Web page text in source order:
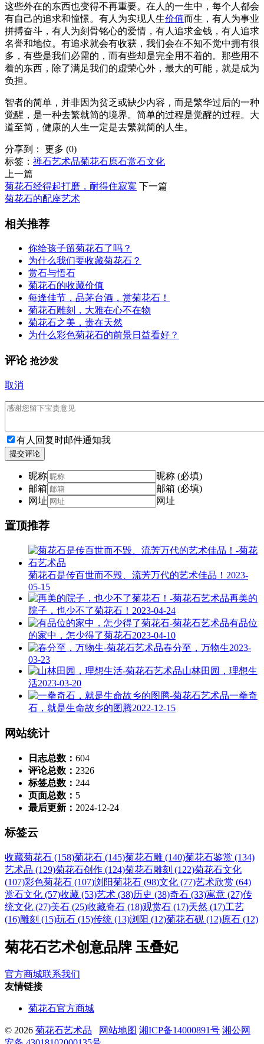
这些外在的东西也变得不再重要。在人的一生中，每个人都会
有自己的追求和憧憬。有人为实现人生价值而生，有人为事业
拼搏奋斗，有人为刻骨铭心的爱情，有人追求金钱，有人追求
名誉和地位。有追求就会有收获，我们会在不知不觉中拥有很
多，有些是我们必需的，而有些却是完全用不着的。那些用不
着的东西，除了满足我们的虚荣心外，最大的可能，就是成为
负担。
智者的简单，并非因为贫乏或缺少内容，而是繁华过后的一种
觉醒，是一种去繁就简的境界。简单的过程是觉醒的过程。大
道至简，健康的人生一定是去繁就简的人生。
分享到： 更多 (0)
标签： 禅石艺术品菊花石原石赏石文化
上一篇
菊花石经得起打磨，耐得住寂寞 下一篇
菊花石的配座艺术
相关推荐
你给孩子留菊花石了吗？
为什么我们要收藏菊花石？
赏石与悟石
菊花石的收藏价值
每逢佳节，品茅台酒，赏菊花石！
菊花石雕刻，大雅在心不在物
菊花石之美，贵在天然
为什么彩色菊花石的前景日益看好？
评论 抢沙发
取消
有人回复时邮件通知我
提交评论
昵称
昵称 (必填)
邮箱
邮箱 (必填)
网址
网址
置顶推荐
菊花石是传百世而不毁、流芳万代的艺术佳品！ 2023-
05-15
再美的
院子，也少不了菊花石！ 2023-04-24
有品位
的家中，怎少得了菊花石2023-04-10
春分至，万物生2023-
03-23
山林田园，理想生
活2023-03-20
一拳奇
石，就是生命故乡的图腾2022-12-15
网站统计
日志总数： 604
评论总数： 2326
标签总数： 244
页面总数： 5
最后更新： 2024-12-24
标签云
收藏菊花石 (158)菊花石 (145)菊花石雕 (140)菊花石鉴赏 (134)
艺术品 (129)菊花石创作 (124)菊花石雕刻 (122)菊花石文化
(107)彩色菊花石 (107)浏阳菊花石 (98)文化 (77)艺术欣赏 (64)
赏石文化 (57)收藏 (53)艺术 (38)历史 (38)奇石 (33)寓意 (27)传
统文化 (27)美石 (25)收藏奇石 (18)观赏石 (17)天然 (17)工艺
(16)雕刻 (15)玩石 (15)传统 (13)浏阳 (12)菊花石砚 (12)原石 (12)
菊花石艺术创意品牌 玉叠妃
官方商城联系我们
友情链接
菊花石官方商城
© 2026 菊花石艺术品 网站地图 湘ICP备14000891号 湘公网